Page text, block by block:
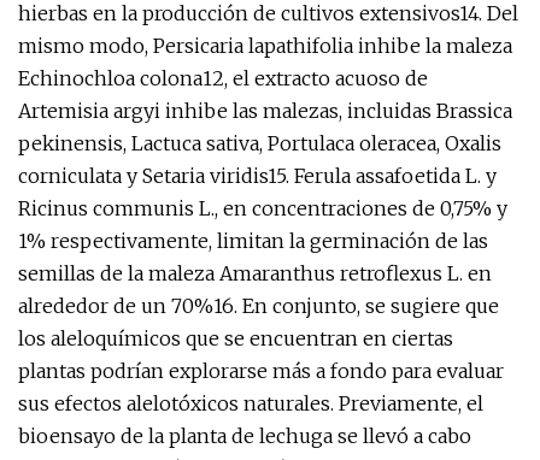
hierbas en la producción de cultivos extensivos14. Del
mismo modo, Persicaria lapathifolia inhibe la maleza
Echinochloa colona12, el extracto acuoso de
Artemisia argyi inhibe las malezas, incluidas Brassica
pekinensis, Lactuca sativa, Portulaca oleracea, Oxalis
corniculata y Setaria viridis15. Ferula assafoetida L. y
Ricinus communis L., en concentraciones de 0,75% y
1% respectivamente, limitan la germinación de las
semillas de la maleza Amaranthus retroflexus L. en
alrededor de un 70%16. En conjunto, se sugiere que
los aleloquímicos que se encuentran en ciertas
plantas podrían explorarse más a fondo para evaluar
sus efectos alelotóxicos naturales. Previamente, el
bioensayo de la planta de lechuga se llevó a cabo